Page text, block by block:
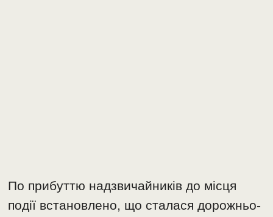
По прибуттю надзвичайників до місця
події встановлено, що сталася дорожньо-